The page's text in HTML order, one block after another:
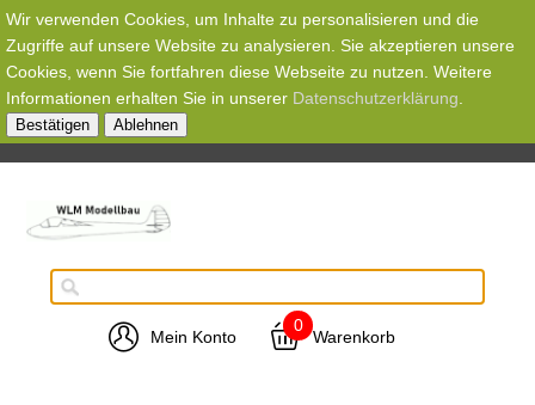
Wir verwenden Cookies, um Inhalte zu personalisieren und die
Zugriffe auf unsere Website zu analysieren. Sie akzeptieren unsere
Cookies, wenn Sie fortfahren diese Webseite zu nutzen. Weitere
Informationen erhalten Sie in unserer Datenschutzerklärung
Bestätigen Ablehnen
Mein Konto
0
Warenkorb